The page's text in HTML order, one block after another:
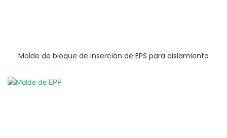
Molde de bloque de inserción de EPS para aislamiento